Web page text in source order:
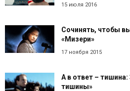
15 июля 2016
Сочинять, чтобы
«Мизери»
17 ноября 2015
А в ответ –
тишины»